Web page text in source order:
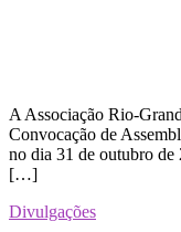
A Associação Rio-
Convocação de
no dia 31 de outubro de
[…]
Divulgações